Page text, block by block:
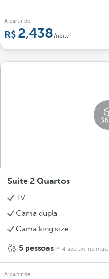
A partir de
2,438 /noite
Suite 2 Quartos
TV
Cama dupla
Cama king size
5 pessoas 4 adultos no máx.
A partir de